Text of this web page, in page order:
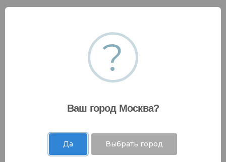
Отправить запрос
Чтобы получить анкету и назначить дату
форму. Если у вас есть какие-либо
пожалуйста, укажите их. Мы с
удовольствием рассмотрим все ваши
?
Ваш город Москва?
Да Выбрать город